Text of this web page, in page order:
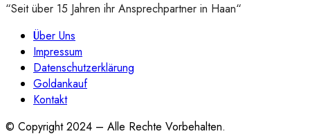
“Seit über 15 Jahren ihr Ansprechpartner in Haan“
Über Uns
Impressum
Datenschutzerklärung
Goldankauf
Kontakt
© Copyright 2024 – Alle Rechte Vorbehalten.